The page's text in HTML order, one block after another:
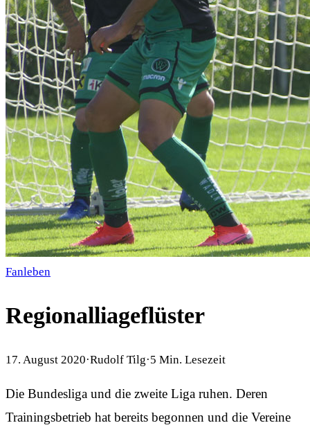
Fanleben
Regionalliageflüster
17. August 2020·Rudolf Tilg·5 Min. Lesezeit
Die Bundesliga und die zweite Liga ruhen. Deren
Trainingsbetrieb hat bereits begonnen und die Vereine